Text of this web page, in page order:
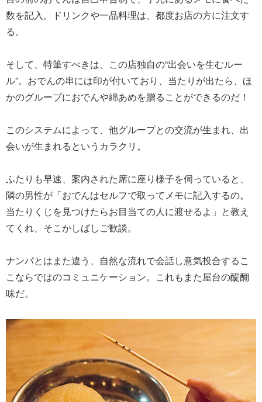
数を記入。ドリンクや一品料理は、都度お店の方に注文す
る。
そして、特筆すべきは、この店独自の“出会いを生むルー
ル”。おでんの串には印が付いており、当たりが出たら、ほ
かのグループにおでんや綿あめを贈ることができるのだ！
このシステムによって、他グループとの交流が生まれ、出
会いが生まれるというカラクリ。
ふたりも早速、案内された席に座り様子を伺っていると、
隣の男性が「おでんはセルフで取ってメモに記入するの。
当たりくじを見つけたらお目当ての人に渡せるよ」と教え
てくれ、そこかしばしご歓談。
ナンパとはまた違う、自然な流れで会話し意気投合するこ
こならではのコミュニケーション。これもまた屋台の醍醐
味だ。